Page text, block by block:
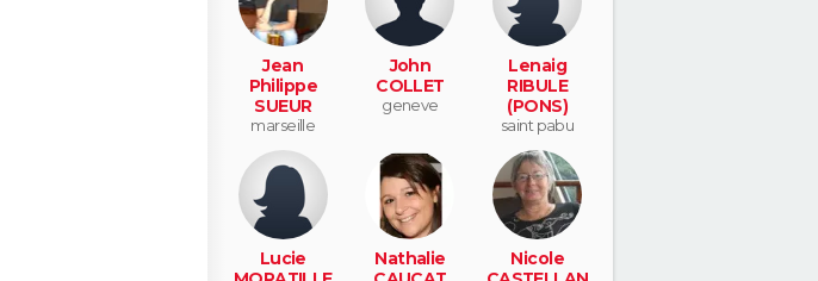
Jean
Philippe
SUEUR
marseille
John
COLLET
geneve
Lenaig
RIBULE
(PONS)
saint pabu
Lucie
Nathalie
Nicole